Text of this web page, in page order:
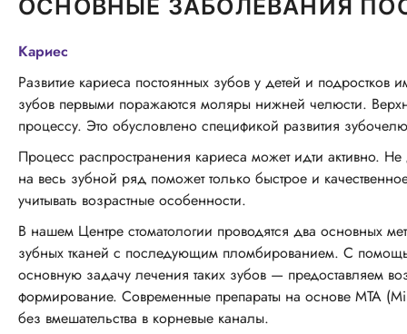
Ленинский проспект, 121/1 корп. 2
6 Коньково
Услуга не оказывается
Москва, Проезд Завода Серп и Молот, д.3, к.2
Лефортово Авиамоторная
Услуга не оказывается
Клиника «Мать и дитя» Новогиреево
Москва, Союзный проспект, д. 22
ОСНОВНЫЕ ЗАБОЛЕВАНИЯ
Кариес
Развитие кариеса постоянных зубов у детей и
зубов первыми поражаются моляры нижней челюсти.
процессу. Это обусловлено спецификой развития
Процесс распространения кариеса может идти активно. Не
на весь зубной ряд поможет только быстрое и
учитывать возрастные особенности.
В нашем Центре стоматологии проводятся два основных
зубных тканей с последующим пломбированием. С
основную задачу лечения таких зубов — предоставляем
формирование. Современные препараты на основе MTA
без вмешательства в корневые каналы.